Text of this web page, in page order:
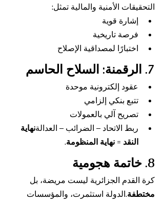
التحقيقات الأمنية والمالية تمثل:
إشارة قوية
فرصة تاريخية
اختبارًا لمصداقية الإصلاح
7. الرقمنة: السلاح الحاسم
عقود إلكترونية موحدة
تتبع بنكي إلزامي
تصريح آلي بالعمولات
ربط الاتحاد – الضرائب – العدالةنهاية
النقد = نهاية المنظومة.
8. خاتمة هجومية
كرة القدم الجزائرية ليست مريضة، بل
مختطفة.الدولة استثمرت، والمؤسسات